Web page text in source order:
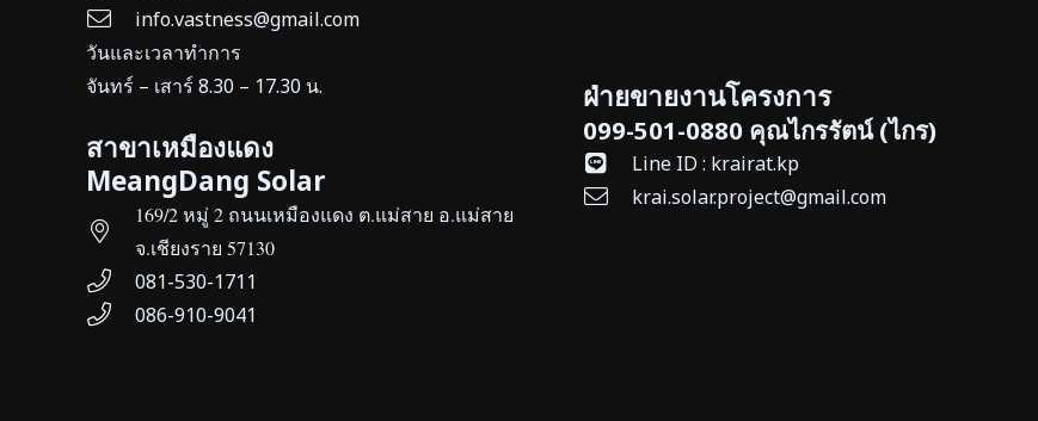
info.vastness@gmail.com
วันและเวลาทำการ
จันทร์ – เสาร์ 8.30 – 17.30 น.
สาขาเหมืองแดง
MeangDang Solar
169/2 หมู่ 2 ถนนเหมืองแดง ต.แม่สาย อ.แม่สาย
จ.เชียงราย 57130
081-530-1711
086-910-9041
ฝ่ายขายงานโครงการ
099-501-0880 คุณไกรรัตน์ (ไกร)
Line ID : krairat.kp
krai.solar.project@gmail.com